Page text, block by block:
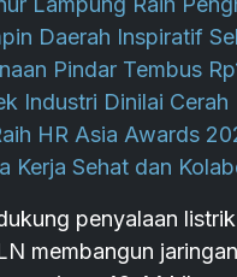
Daerah Inspiratif
Pindar Tembus
Industri Dinilai Cerah
HR Asia Awards
Kerja Sehat dan
penyalaan
membangun